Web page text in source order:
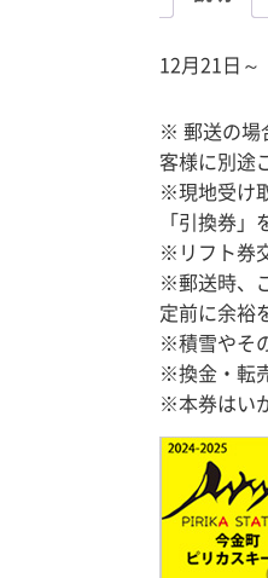
12月21日～
※ 郵送の場
客様に別途
※現地受け
「引換券」
※リフト券
※郵送時、
定前に余裕
※積雪やそ
※換金・転
※本券はい